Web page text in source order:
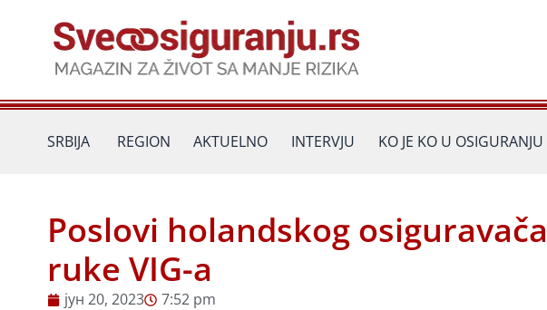
SRBIJA REGION AKTUELNO INTERVJU KO JE KO U OSIGURANJU
Poslovi holandskog
ruke VIG-a
јун 20, 2023
7:52 pm